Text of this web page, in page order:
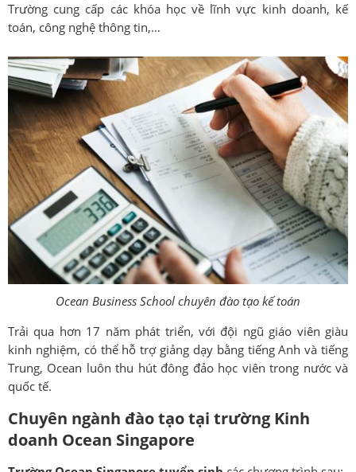
Trường cung cấp các khóa học về lĩnh vực kinh doanh, kế
toán, công nghệ thông tin,…
Ocean Business School chuyên đào tạo kế toán
Trải qua hơn 17 năm phát triển, với đội ngũ giáo viên giàu
kinh nghiệm, có thể hỗ trợ giảng dạy bằng tiếng Anh và tiếng
Trung, Ocean luôn thu hút đông đảo học viên trong nước và
quốc tế.
Chuyên ngành đào tạo tại trường Kinh
doanh Ocean Singapore